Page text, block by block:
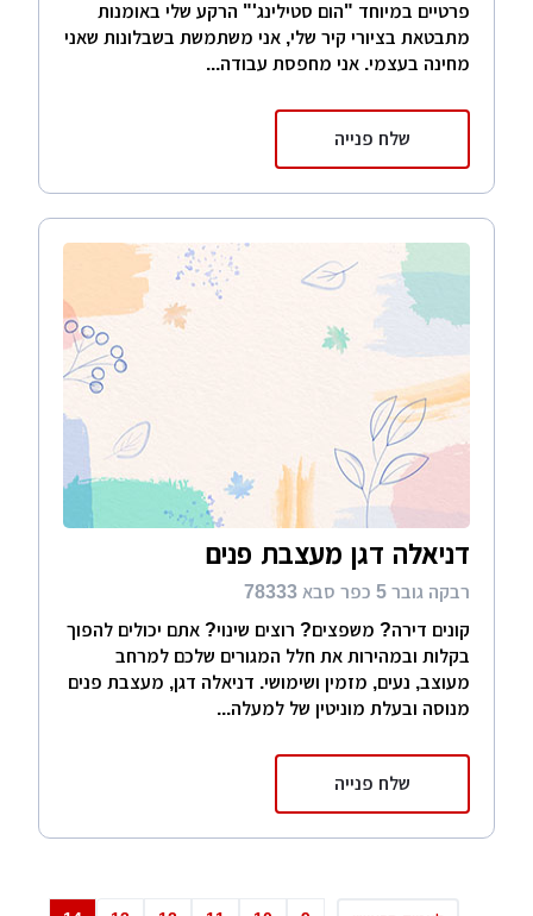
פרטיים במיוחד "הום סטילינג'" הרקע שלי באומנות
מתבטאת בציורי קיר שלי, אני משתמשת בשבלונות שאני
מחינה בעצמי. אני מחפסת עבודה...
שלח פנייה
דניאלה דגן מעצבת פנים
רבקה גובר 5 כפר סבא 78333
קונים דירה? משפצים? רוצים שינוי? אתם יכולים להפוך
בקלות ובמהירות את חלל המגורים שלכם למרחב
מעוצב, נעים, מזמין ושימושי. דניאלה דגן, מעצבת פנים
מנוסה ובעלת מוניטין של למעלה...
שלח פנייה